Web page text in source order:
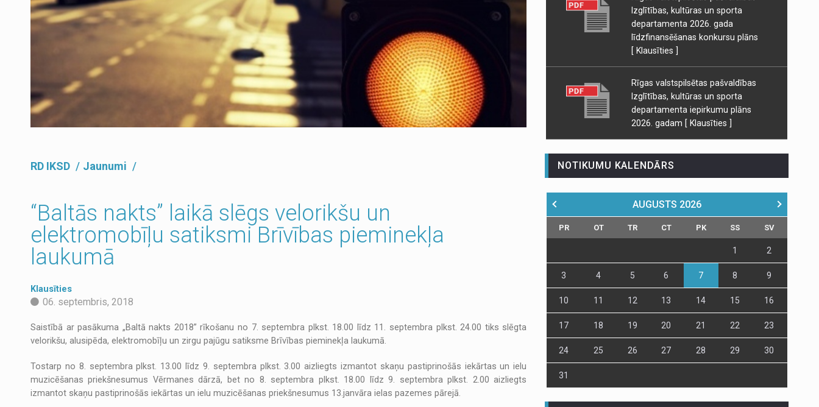
RD IKSD Jaunumi
“Baltās nakts” laikā slēgs velorikšu un
elektromobīļu satiksmi Brīvības pieminekļa
laukumā
Klausīties
06. septembris, 2018
Saistībā ar pasākuma „Baltā nakts 2018” rīkošanu no 7. septembra plkst. 18.00 līdz 11. septembra plkst. 24.00 tiks slēgta
velorikšu, alusipēda, elektromobīļu un zirgu pajūgu satiksme Brīvības pieminekļa laukumā.
Tostarp no 8. septembra plkst. 13.00 līdz 9. septembra plkst. 3.00 aizliegts izmantot skaņu pastiprinošās iekārtas un ielu
muzicēšanas priekšnesumus Vērmanes dārzā, bet no 8. septembra plkst. 18.00 līdz 9. septembra plkst. 2.00 aizliegts
izmantot skaņu pastiprinošās iekārtas un ielu muzicēšanas priekšnesumus 13.janvāra ielas pazemes pārejā.
Izglītības, kultūras un sporta
departamenta 2026. gada
līdzfinansēšanas konkursu plāns
[ Klausīties ]
Rīgas valstspilsētas pašvaldības
Izglītības, kultūras un sporta
departamenta iepirkumu plāns
2026. gadam [ Klausīties ]
NOTIKUMU KALENDĀRS
AUGUSTS 2026
PR OT TR CT PK SS SV
1 2
3 4 5 6 7 8 9
10 11 12 13 14 15 16
17 18 19 20 21 22 23
24 25 26 27 28 29 30
31